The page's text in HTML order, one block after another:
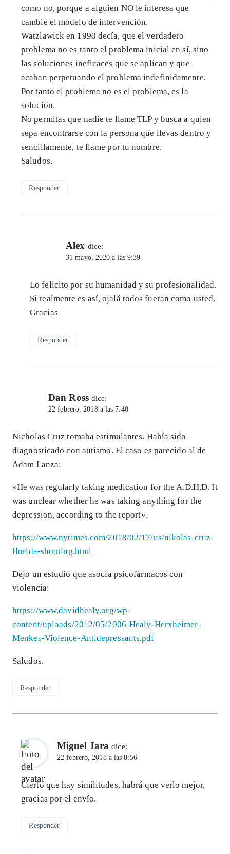
como no, porque a alguien NO le interesa que
cambie el modelo de intervención.
Watzlawick en 1990 decía, que el verdadero
problema no es tanto el problema inicial en sí, sino
las soluciones ineficaces que se aplican y que
acaban perpetuando el problema indefinidamente.
Por tanto el problema no es el problema, es la
solución.
No permitas que nadie te llame TLP y busca a quien
sepa encontrarse con la persona que llevas dentro y
sencillamente, te llame por tu nombre.
Saludos.
Responder
Alex dice:
31 mayo, 2020 a las 9:39
Lo felicito por su humanidad y su profesionalidad.
Si realmente es así, ojalá todos fueran como usted.
Gracias
Responder
Dan Ross dice:
22 febrero, 2018 a las 7:40
Nicholas Cruz tomaba estimulantes. Había sido
diagnosticado con autismo. El caso es parecido al de
Adam Lanza:
«He was regularly taking medication for the A.D.H.D. It
was unclear whether he was taking anything for the
depression, according to the report».
https://www.nytimes.com/2018/02/17/us/nikolas-cruz-
florida-shooting.html
Dejo un estudio que asocia psicofármacos con
violencia:
https://www.davidhealy.org/wp-
content/uploads/2012/05/2006-Healy-Herxheimer-
Menkes-Violence-Antidepressants.pdf
Saludos.
Responder
Miguel Jara dice:
22 febrero, 2018 a las 8:56
Cierto que hay similitudes, habrá que verlo mejor,
gracias por el envío.
Responder